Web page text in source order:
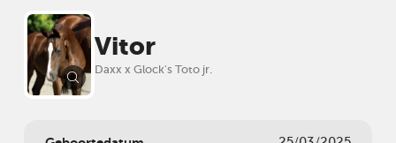
Vitor
Daxx x Glock's Toto jr.